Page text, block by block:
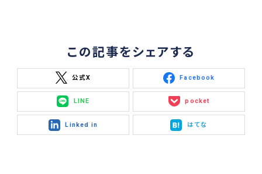
この記事をシェアする
公式X Facebook
LINE pocket
Linked in はてな